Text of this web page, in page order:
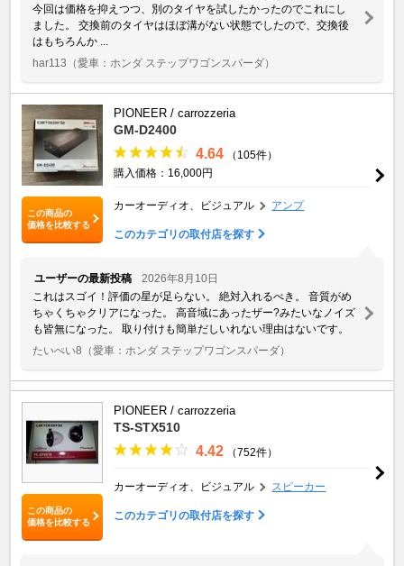
今回は価格を抑えつつ、別のタイヤを試したかったのでこれにし
ました。 交換前のタイヤはほぼ溝がない状態でしたので、交換後
はもちろんか ...
har113 （愛車：ホンダ ステップワゴンスパーダ）
この商品の
価格を比較する
PIONEER / carrozzeria
GM-D2400
4.64
（105件）
購入価格：16,000円
カーオーディオ、ビジュアル アンプ
このカテゴリの取付店を探す
ユーザーの最新投稿
2026年8月10日
これはスゴイ！評価の星が足らない。 絶対入れるべき。 音質がめ
ちゃくちゃクリアになった。 高音域にあったザー?みたいなノイズ
も皆無になった。 取り付けも簡単だしいれない理由はないです。
たいぺい8 （愛車：ホンダ ステップワゴンスパーダ）
この商品の
価格を比較する
PIONEER / carrozzeria
TS-STX510
4.42 （752件）
カーオーディオ、ビジュアル スピーカー
このカテゴリの取付店を探す